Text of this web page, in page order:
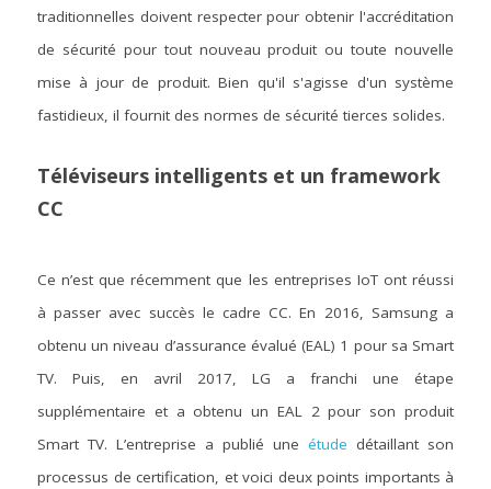
traditionnelles doivent respecter pour obtenir l'accréditation
de sécurité pour tout nouveau produit ou toute nouvelle
mise à jour de produit. Bien qu'il s'agisse d'un système
fastidieux, il fournit des normes de sécurité tierces solides.
Téléviseurs intelligents et un framework
CC
Ce n’est que récemment que les entreprises IoT ont réussi
à passer avec succès le cadre CC. En 2016, Samsung a
obtenu un niveau d’assurance évalué (EAL) 1 pour sa Smart
TV. Puis, en avril 2017, LG a franchi une étape
supplémentaire et a obtenu un EAL 2 pour son produit
Smart TV. L’entreprise a publié une étude détaillant son
processus de certification, et voici deux points importants à